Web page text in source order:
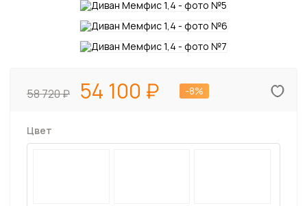
58 720 54 100 -8%
Цвет